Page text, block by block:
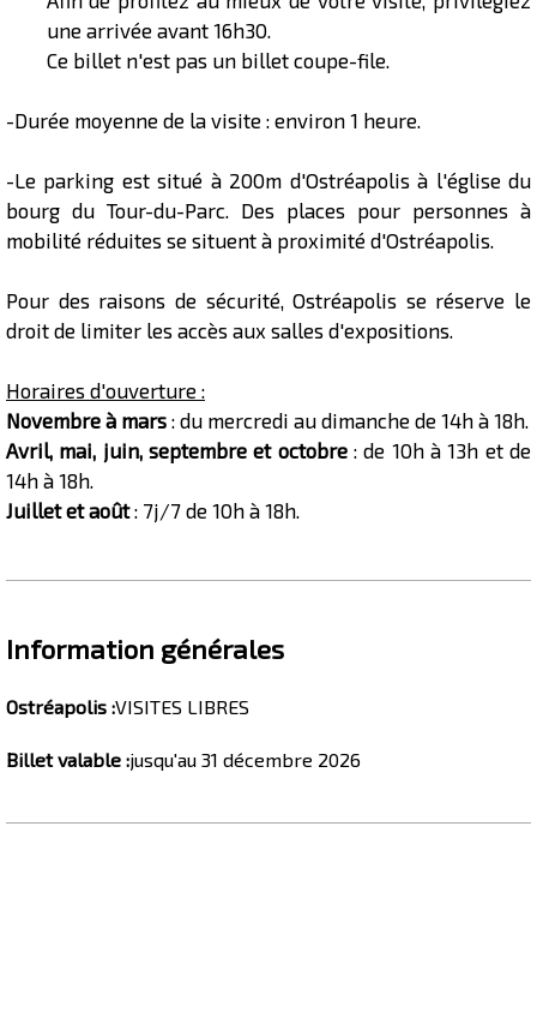
une arrivée avant 16h30.
Ce billet n'est pas un billet coupe-file.
-Durée moyenne de la visite : environ 1 heure.
-Le parking est situé à 200m d'Ostréapolis à l'église du
bourg du Tour-du-Parc. Des places pour personnes à
mobilité réduites se situent à proximité d'Ostréapolis.
Pour des raisons de sécurité, Ostréapolis se réserve le
droit de limiter les accès aux salles d'expositions.
Horaires d'ouverture :
Novembre à mars : du mercredi au dimanche de 14h à 18h.
Avril, mai, juin, septembre et octobre : de 10h à 13h et de
14h à 18h.
Juillet et août: 7j/7 de 10h à 18h.
Information générales
Ostréapolis :VISITES LIBRES
Billet valable :jusqu'au 31 décembre 2026